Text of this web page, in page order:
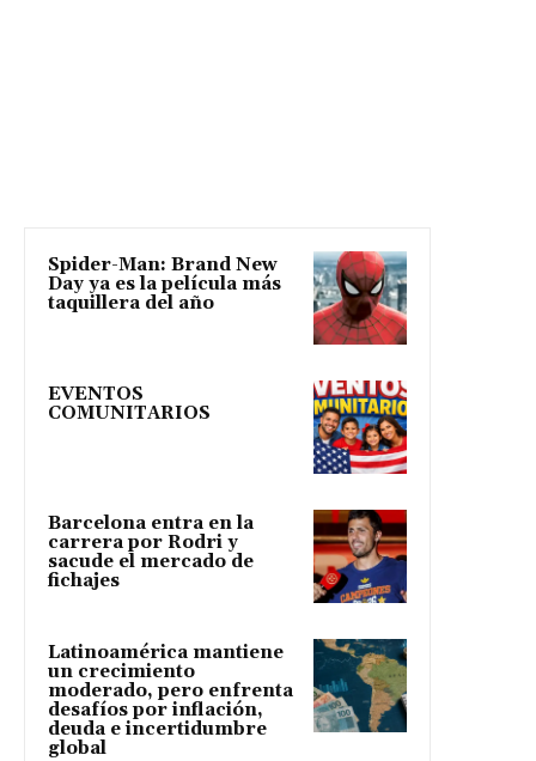
Spider-Man: Brand New
Day ya es la película más
taquillera del año
EVENTOS
COMUNITARIOS
Barcelona entra en la
carrera por Rodri y
sacude el mercado de
fichajes
Latinoamérica mantiene
un crecimiento
moderado, pero enfrenta
desafíos por inflación,
deuda e incertidumbre
global